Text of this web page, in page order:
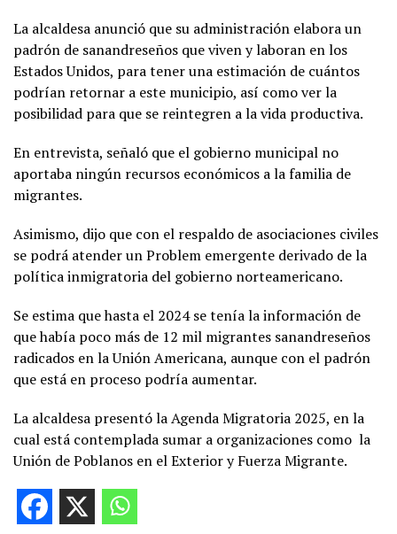
La alcaldesa anunció que su administración elabora un
padrón de sanandreseños que viven y laboran en los
Estados Unidos, para tener una estimación de cuántos
podrían retornar a este municipio, así como ver la
posibilidad para que se reintegren a la vida productiva.
En entrevista, señaló que el gobierno municipal no
aportaba ningún recursos económicos a la familia de
migrantes.
Asimismo, dijo que con el respaldo de asociaciones civiles
se podrá atender un Problem emergente derivado de la
política inmigratoria del gobierno norteamericano.
Se estima que hasta el 2024 se tenía la información de
que había poco más de 12 mil migrantes sanandreseños
radicados en la Unión Americana, aunque con el padrón
que está en proceso podría aumentar.
La alcaldesa presentó la Agenda Migratoria 2025, en la
cual está contemplada sumar a organizaciones como la
Unión de Poblanos en el Exterior y Fuerza Migrante.